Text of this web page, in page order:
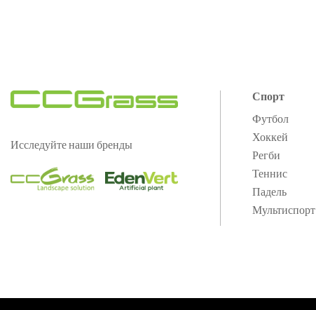
Исследуйте наши бренды
Спорт
Футбол
Хоккей
Регби
Теннис
Падель
Мультиспорт